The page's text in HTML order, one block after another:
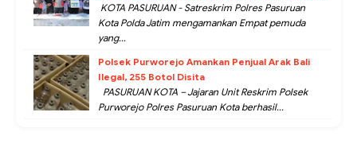
KOTA PASURUAN - Satreskrim Polres Pasuruan
Kota Polda Jatim mengamankan Empat pemuda
yang...
Polsek Purworejo Amankan Penjual Arak Bali
Ilegal, 255 Botol Disita
PASURUAN KOTA – Jajaran Unit Reskrim Polsek
Purworejo Polres Pasuruan Kota berhasil...